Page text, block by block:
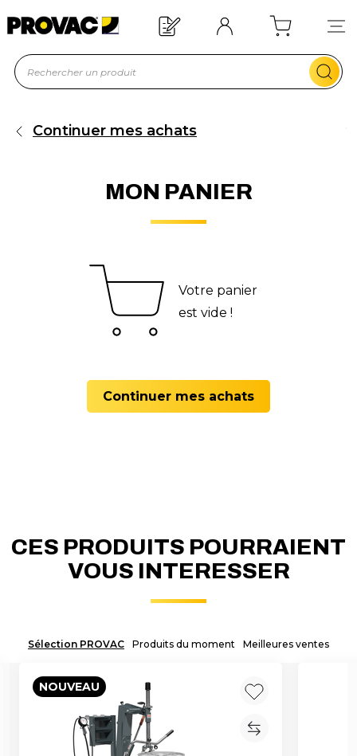
Offre de bienvenue : 20€ offerts !
En savoir plus
Continuer mes achats
MON PANIER
Votre panier
est vide !
Continuer mes achats
CES PRODUITS POURRAIENT
VOUS INTERESSER
Sélection PROVAC Produits du moment Meilleures ventes
NOUVEAU